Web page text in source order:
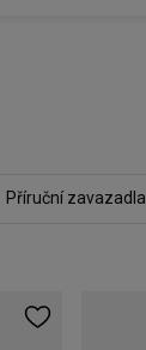
Příruční zavazadla